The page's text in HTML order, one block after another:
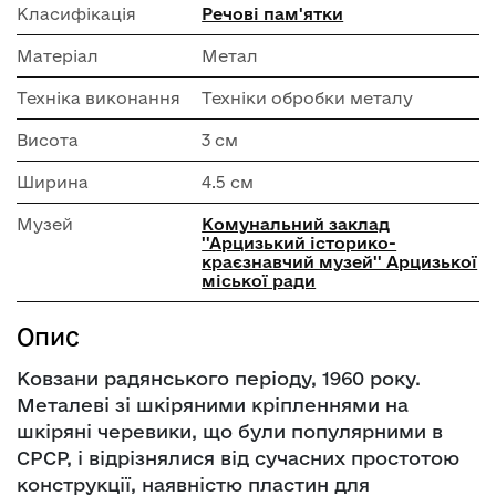
Класифікація Речові пам'ятки
Матеріал Метал
Техніка виконання Техніки обробки металу
Висота 3 см
Ширина 4.5 см
Музей
Комунальний заклад
''Арцизький історико-
краєзнавчий музей'' Арцизької
міської ради
Опис
Ковзани радянського періоду, 1960 року.
Металеві зі шкіряними кріпленнями на
шкіряні черевики, що були популярними в
СРСР, і відрізнялися від сучасних простотою
конструкції, наявністю пластин для